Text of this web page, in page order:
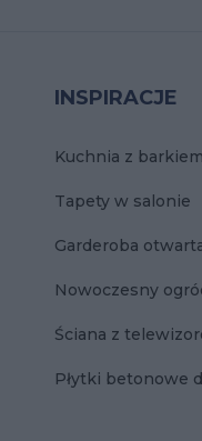
INSPIRACJE
Kuchnia z barkiem
Tapety w salonie
Garderoba
Nowoczesny
Ściana z
Płytki betonowe